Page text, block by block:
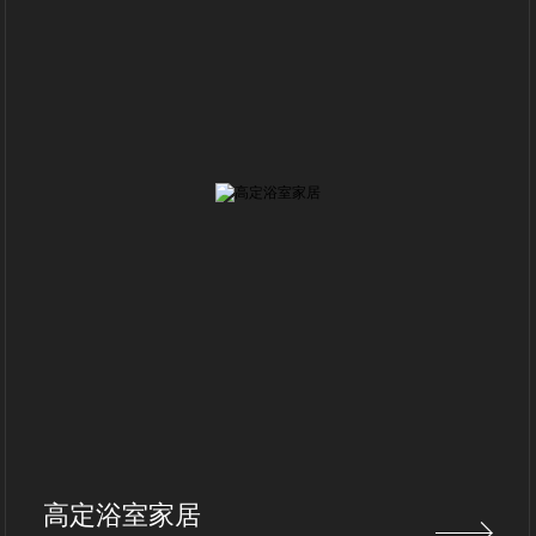
高定浴室家居